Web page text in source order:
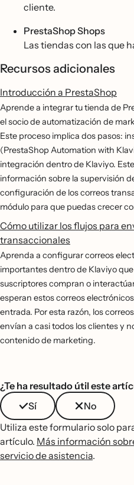
cliente.
PrestaShop Shops
Las tiendas con las que
Recursos adicionales
Introducción a PrestaShop
Aprende a integrar tu tienda de
el socio de automatización de
Este proceso implica dos pasos:
(PrestaShop Automation with
integración dentro de Klaviyo.
información sobre la supervisión
configuración de los correos
módulo para que puedas crecer
Cómo utilizar los flujos para
transaccionales
Aprenda a configurar correos
importantes dentro de Klaviyo
suscriptores compran o
esperan estos correos
entrada. Por esta razón, los
envían a casi todos los clientes y
contenido de marketing.
¿Te ha resultado útil este
Sí
No
Utiliza este formulario solo
artículo. Más información
servicio de asistencia.